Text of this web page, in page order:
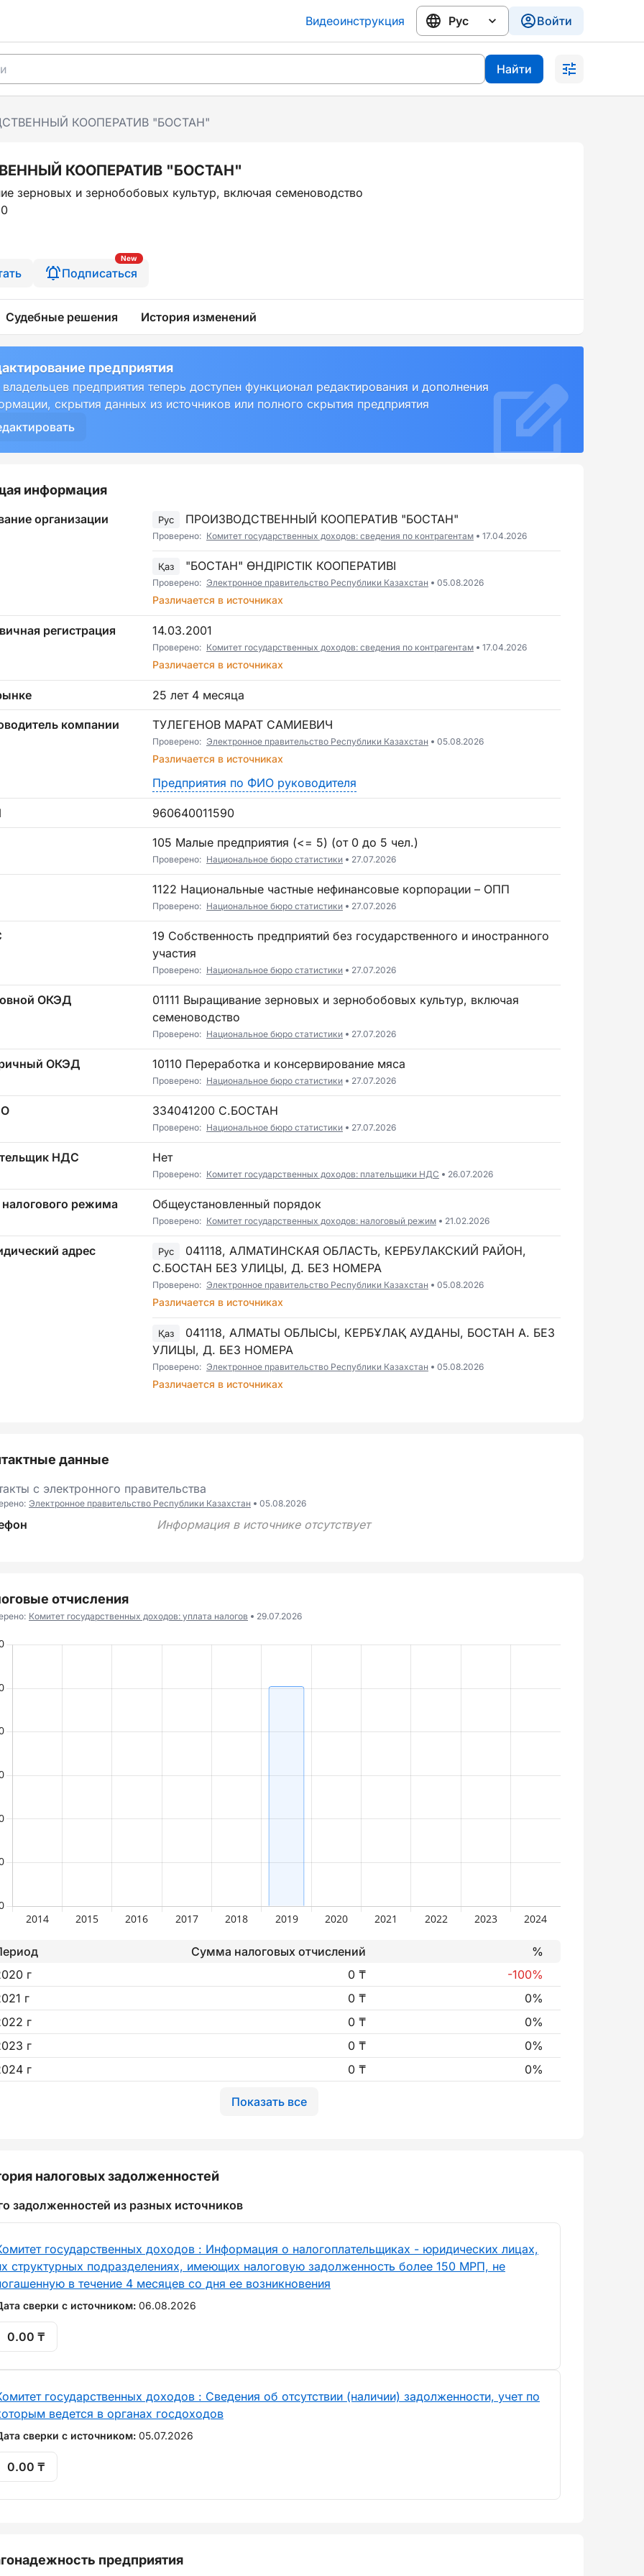
Видеоинструкция Войти
Найти
КООПЕРАТИВ "БОСТАН"
КООПЕРАТИВ "БОСТАН"
зерновых и зернобобовых культур, включая семеноводство
New
Подписаться
Судебные решения История изменений
предприятия
предприятия теперь доступен функционал редактирования и дополнения
скрытия данных из источников или полного скрытия предприятия
информация
организации Рус ПРОИЗВОДСТВЕННЫЙ КООПЕРАТИВ "БОСТАН"
Проверено: Комитет государственных доходов: сведения по контрагентам 17.04.2026
Қаз "БОСТАН" ӨНДІРІСТІК КООПЕРАТИВІ
Проверено: Электронное правительство Республики Казахстан 05.08.2026
Различается в источниках
регистрация 14.03.2001
Проверено: Комитет государственных доходов: сведения по контрагентам 17.04.2026
Различается в источниках
25 лет 4 месяца
компании ТУЛЕГЕНОВ МАРАТ САМИЕВИЧ
Проверено: Электронное правительство Республики Казахстан 05.08.2026
Различается в источниках
Предприятия по ФИО руководителя
960640011590
105 Малые предприятия (<= 5) (от 0 до 5 чел.)
Проверено: Национальное бюро статистики 27.07.2026
1122 Национальные частные нефинансовые корпорации – ОПП
Проверено: Национальное бюро статистики 27.07.2026
19 Собственность предприятий без государственного и иностранного
участия
Проверено: Национальное бюро статистики 27.07.2026
ОКЭД
01111 Выращивание зерновых и зернобобовых культур, включая
семеноводство
Проверено: Национальное бюро статистики 27.07.2026
ОКЭД 10110 Переработка и консервирование мяса
Проверено: Национальное бюро статистики 27.07.2026
334041200 С.БОСТАН
Проверено: Национальное бюро статистики 27.07.2026
НДС Нет
Проверено: Комитет государственных доходов: плательщики НДС 26.07.2026
режима Общеустановленный порядок
Проверено: Комитет государственных доходов: налоговый режим 21.02.2026
адрес Рус
041118, АЛМАТИНСКАЯ ОБЛАСТЬ, КЕРБУЛАКСКИЙ РАЙОН,
С.БОСТАН БЕЗ УЛИЦЫ, Д. БЕЗ НОМЕРА
Проверено: Электронное правительство Республики Казахстан 05.08.2026
Различается в источниках
Қаз
041118, АЛМАТЫ ОБЛЫСЫ, КЕРБҰЛАҚ АУДАНЫ, БОСТАН А. БЕЗ
УЛИЦЫ, Д. БЕЗ НОМЕРА
Проверено: Электронное правительство Республики Казахстан 05.08.2026
Различается в источниках
данные
с электронного правительства
Электронное правительство Республики Казахстан 05.08.2026
Информация в источнике отсутствует
отчисления
Комитет государственных доходов: уплата налогов 29.07.2026
Сумма налоговых отчислений
%
г
0 ₸
-100%
г
0 ₸
0%
г
0 ₸
0%
г
0 ₸
0%
г
0 ₸ 0%
Показать все
налоговых задолженностей
задолженностей из разных источников
государственных доходов : Информация о налогоплательщиках - юридических лицах,
структурных подразделениях, имеющих налоговую задолженность более 150 МРП, не
в течение 4 месяцев со дня ее возникновения
сверки с источником: 06.08.2026
0.00 ₸
государственных доходов : Сведения об отсутствии (наличии) задолженности, учет по
ведется в органах госдоходов
сверки с источником: 05.07.2026
0.00 ₸
предприятия